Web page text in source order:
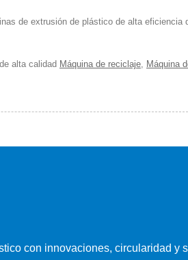
de extrusión de plástico de alta
alta calidad Máquina de reciclaje, Máquina
con innovaciones, circularidad y